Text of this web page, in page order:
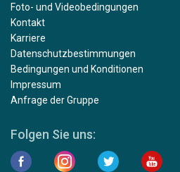
Foto- und Videobedingungen
Kontakt
Karriere
Datenschutzbestimmungen
Bedingungen und Konditionen
Impressum
Anfrage der Gruppe
Folgen Sie uns: